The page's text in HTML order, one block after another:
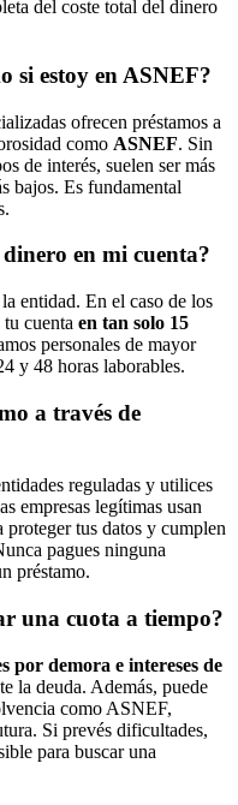
del coste total del dinero
si estoy en ASNEF?
ofrecen préstamos a
como ASNEF. Sin
de interés, suelen ser más
bajos. Es fundamental
en mi cuenta?
entidad. En el caso de los
cuenta en tan solo 15
personales de mayor
y 48 horas laborables.
a través de
reguladas y utilices
empresas legítimas usan
tus datos y cumplen
pagues ninguna
préstamo.
una cuota a tiempo?
por demora e intereses de
la deuda. Además, puede
como ASNEF,
Si prevés dificultades,
para buscar una